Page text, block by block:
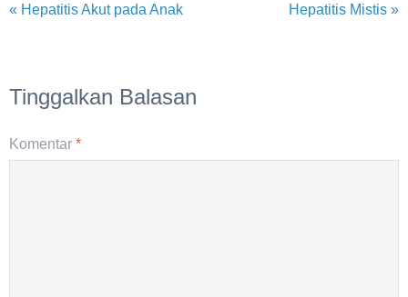
« Hepatitis Akut pada Anak Hepatitis Mistis »
Tinggalkan Balasan
Komentar *